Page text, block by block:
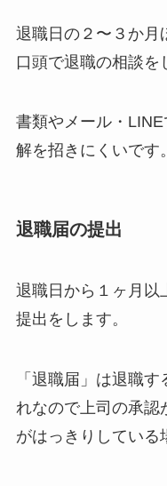
退職日の２〜３か月
口頭で退職の相談を
書類やメール・
解を招きにくいです。
退職届の提出
退職日から１ヶ月以
提出 をします。
「退職届」は退職
れなので上司の承認
がはっきりしている